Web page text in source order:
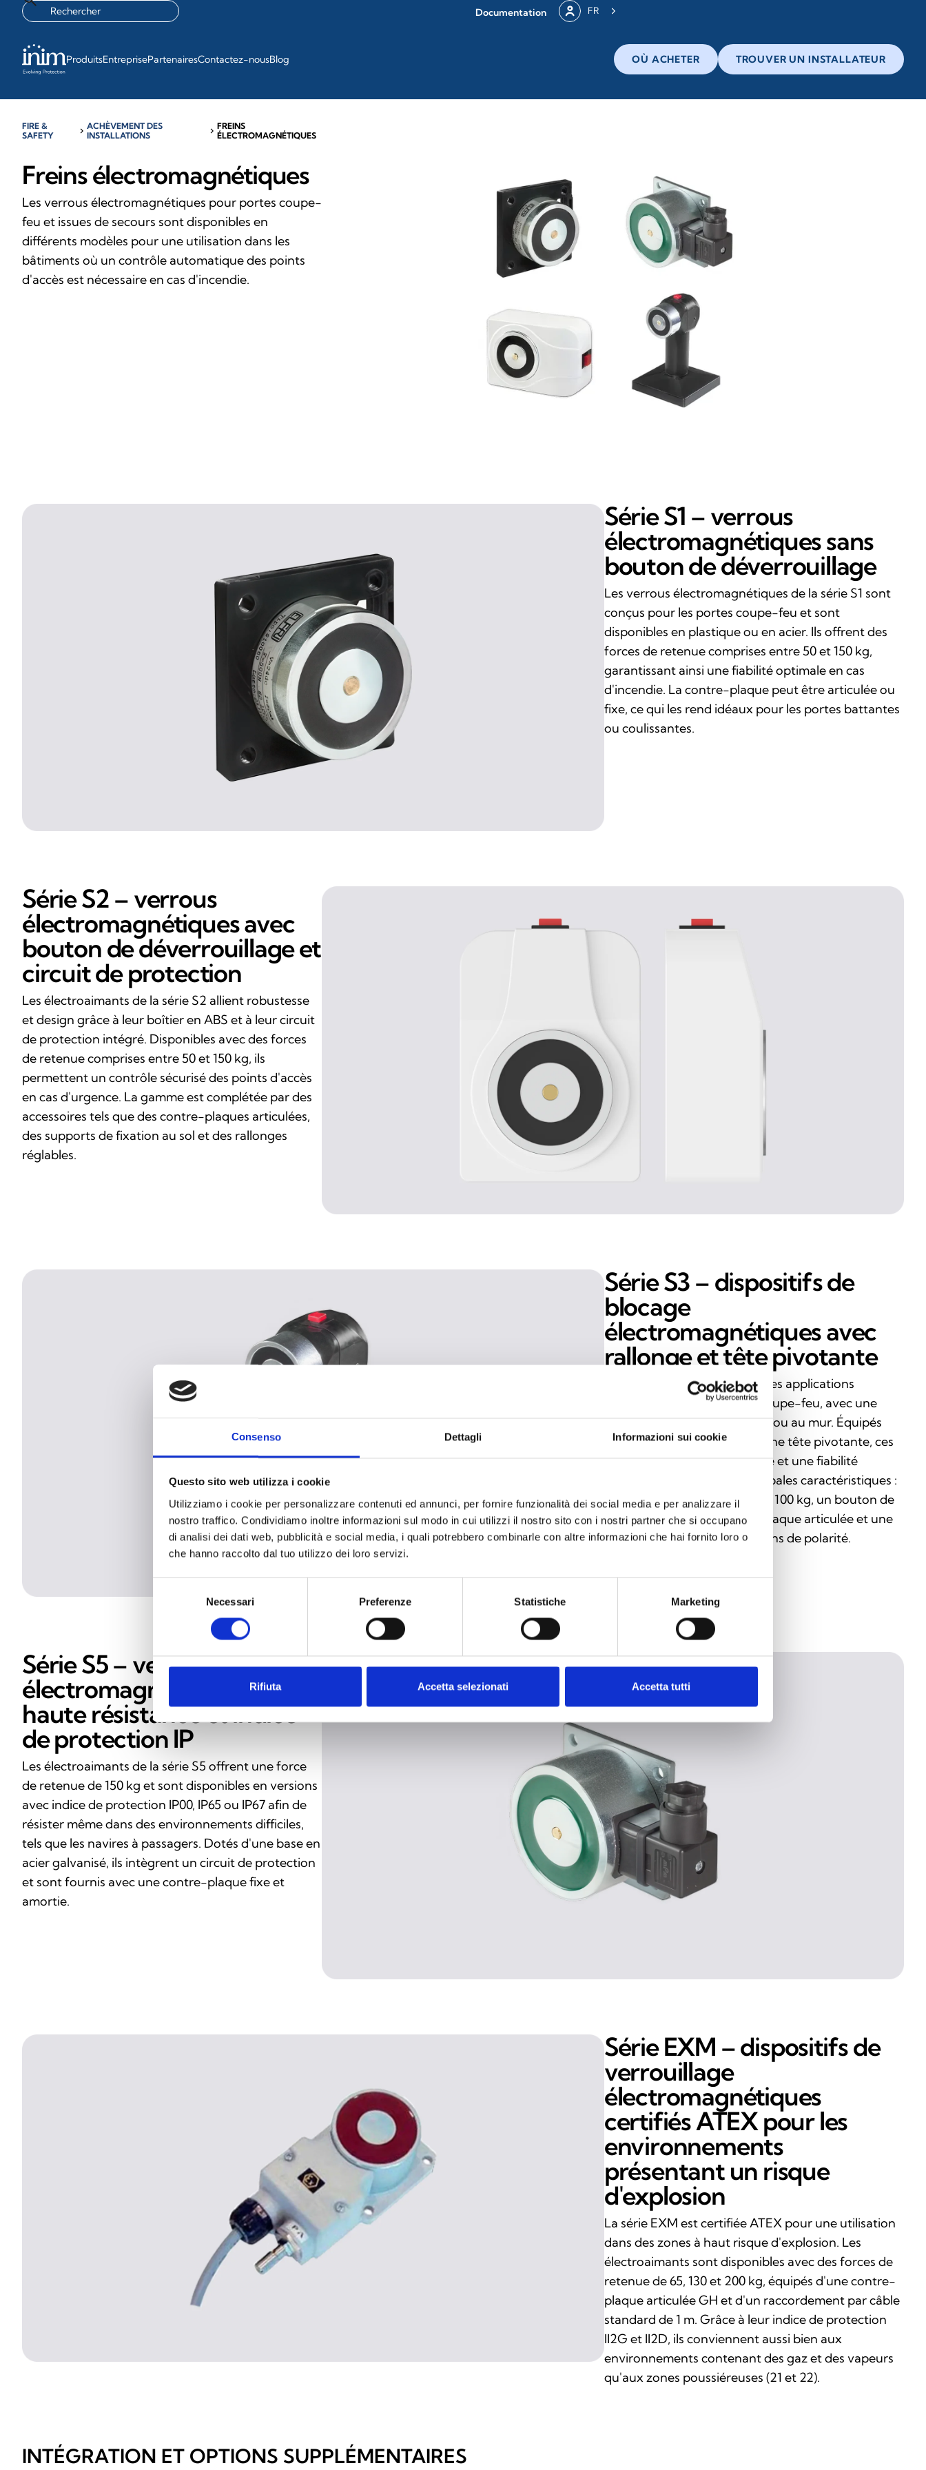
Consenso Dettagli Informazioni sui cookie
Questo sito web utilizza i cookie
Utilizziamo i cookie per personalizzare contenuti ed annunci, per fornire funzionalità dei social media e per analizzare il
nostro traffico. Condividiamo inoltre informazioni sul modo in cui utilizzi il nostro sito con i nostri partner che si occupano
di analisi dei dati web, pubblicità e social media, i quali potrebbero combinarle con altre informazioni che hai fornito loro o
che hanno raccolto dal tuo utilizzo dei loro servizi.
Necessari Preferenze Statistiche Marketing
Rifiuta Accetta selezionati Accetta tutti
Documentation FR
ProduitsEntreprisePartenairesContactez-nousBlog OÙ ACHETER TROUVER UN INSTALLATEUR
FIRE &
SAFETY
chevron_right ACHÈVEMENT DES
INSTALLATIONS
chevron_rightFREINS
ÉLECTROMAGNÉTIQUES
Freins électromagnétiques
Les verrous électromagnétiques pour portes coupe-
feu et issues de secours sont disponibles en
différents modèles pour une utilisation dans les
bâtiments où un contrôle automatique des points
d'accès est nécessaire en cas d'incendie.
Série S1 – verrous
électromagnétiques sans
bouton de déverrouillage
Les verrous électromagnétiques de la série S1 sont
conçus pour les portes coupe-feu et sont
disponibles en plastique ou en acier. Ils offrent des
forces de retenue comprises entre 50 et 150 kg,
garantissant ainsi une fiabilité optimale en cas
d'incendie. La contre-plaque peut être articulée ou
fixe, ce qui les rend idéaux pour les portes battantes
ou coulissantes.
Série S2 – verrous
électromagnétiques avec
bouton de déverrouillage et
circuit de protection
Les électroaimants de la série S2 allient robustesse
et design grâce à leur boîtier en ABS et à leur circuit
de protection intégré. Disponibles avec des forces
de retenue comprises entre 50 et 150 kg, ils
permettent un contrôle sécurisé des points d'accès
en cas d'urgence. La gamme est complétée par des
accessoires tels que des contre-plaques articulées,
des supports de fixation au sol et des rallonges
réglables.
Série S3 – dispositifs de
blocage
électromagnétiques avec
rallonge et tête pivotante
La série S3 est conçue pour des applications
polyvalentes sur les portes coupe-feu, avec une
installation au plafond, au sol ou au mur. Équipés
d'une rallonge réglable et d'une tête pivotante, ces
modèles offrent une flexibilité et une fiabilité
maximales. Parmi leurs principales caractéristiques :
des forces de retenue de 50 à 100 kg, un bouton de
déverrouillage, une contre-plaque articulée et une
protection contre les inversions de polarité.
Série S5 – verrous
électromagnétiques à
haute résistance et indice
de protection IP
Les électroaimants de la série S5 offrent une force
de retenue de 150 kg et sont disponibles en versions
avec indice de protection IP00, IP65 ou IP67 afin de
résister même dans des environnements difficiles,
tels que les navires à passagers. Dotés d'une base en
acier galvanisé, ils intègrent un circuit de protection
et sont fournis avec une contre-plaque fixe et
amortie.
Série EXM – dispositifs de
verrouillage
électromagnétiques
certifiés ATEX pour les
environnements
présentant un risque
d'explosion
La série EXM est certifiée ATEX pour une utilisation
dans des zones à haut risque d'explosion. Les
électroaimants sont disponibles avec des forces de
retenue de 65, 130 et 200 kg, équipés d'une contre-
plaque articulée GH et d'un raccordement par câble
standard de 1 m. Grâce à leur indice de protection
II2G et II2D, ils conviennent aussi bien aux
environnements contenant des gaz et des vapeurs
qu'aux zones poussiéreuses (21 et 22).
INTÉGRATION ET OPTIONS SUPPLÉMENTAIRES